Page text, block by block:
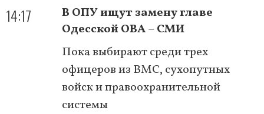
14:17
В ОПУ ищут замену главе
Одесской ОВА – СМИ
Пока выбирают среди трех
офицеров из ВМС, сухопутных
войск и правоохранительной
системы